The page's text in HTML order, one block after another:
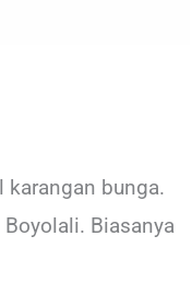
karangan bunga.
Biasanya